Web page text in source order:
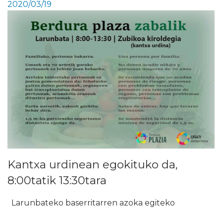
2020/03/19
Kantxa urdinean egokituko da,
8:00tatik 13:30tara
Larunbateko baserritarren azoka egiteko